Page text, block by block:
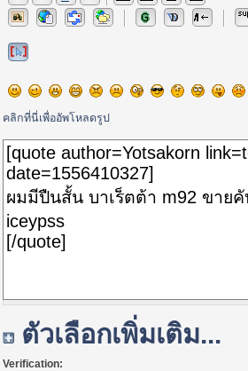
คลิกที่นี่เพื่ออัพโหลดรูป
ตัวเลือกเพิ่มเติม...
Verification: